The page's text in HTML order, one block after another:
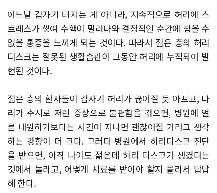
어느날 갑자기 터지는 게 아니라, 지속적으로 허리에 스
트레스가 쌓여 수핵이 밀려나와 결정적인 순간에 참을 수
없을 통증을 느끼게 되는 것이다. 따라서 젊은 층의 허리
디스크는 잘못된 생활습관이 그동안 허리에 누적되어 발
현된 것이다.
젊은 층의 환자들이 갑자기 허리가 끊어질 듯 아프고, 다
리가 수시로 저린 증상으로 불편함을 겪으면, 병원에 얼
른 내원하기보다는 시간이 지나면 괜찮아질 거라고 생각
하는 경향이 더 크다. 그러다 병원에서 허리디스크 진단
을 받으면, 아직 나이도 젊은데 허리 디스크가 생겼다는
것에서 놀라고, 어떻게 치료를 받아야 할지 몰라서 답답
해 한다.